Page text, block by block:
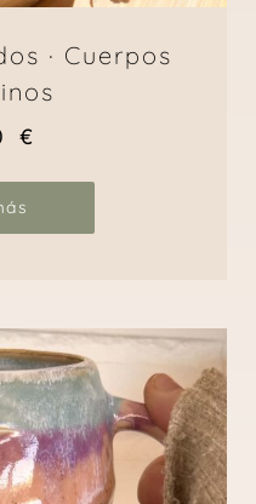
· Cuerpos
€